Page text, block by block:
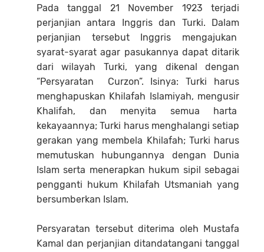
Pada tanggal 21 November 1923 terjadi
perjanjian antara Inggris dan Turki. Dalam
perjanjian tersebut Inggris mengajukan
syarat-syarat agar pasukannya dapat ditarik
dari wilayah Turki, yang dikenal dengan
“Persyaratan Curzon”. Isinya: Turki harus
menghapuskan Khilafah Islamiyah, mengusir
Khalifah, dan menyita semua harta
kekayaannya; Turki harus menghalangi setiap
gerakan yang membela Khilafah; Turki harus
memutuskan hubungannya dengan Dunia
Islam serta menerapkan hukum sipil sebagai
pengganti hukum Khilafah Utsmaniah yang
bersumberkan Islam.
Persyaratan tersebut diterima oleh Mustafa
Kamal dan perjanjian ditandatangani tanggal